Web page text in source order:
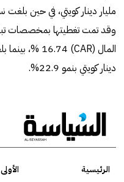
دينار كويتي بنمو 22.9%.
الرئيسية الأولى